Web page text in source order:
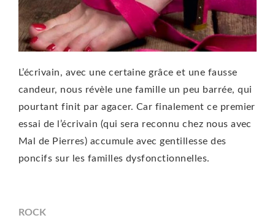
L’écrivain, avec une certaine grâce et une fausse
candeur, nous révèle une famille un peu barrée, qui
pourtant finit par agacer. Car finalement ce premier
essai de l’écrivain (qui sera reconnu chez nous avec
Mal de Pierres) accumule avec gentillesse des
poncifs sur les familles dysfonctionnelles.
ROCK